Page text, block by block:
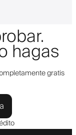
hagas
gratis